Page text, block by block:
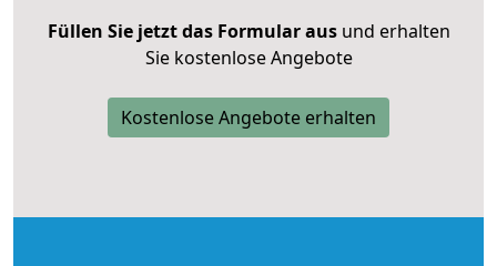
Füllen Sie jetzt das Formular ausund erhalten
Sie kostenlose Angebote
Kostenlose Angebote erhalten